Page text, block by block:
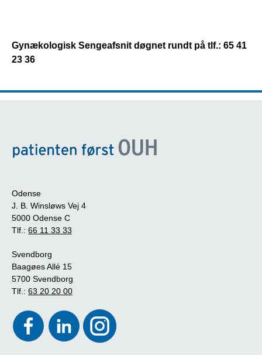
Gynækologisk Sengeafsnit døgnet rundt på tlf.: 65 41
23 36
Odense
J. B. Winsløws Vej 4
5000 Odense C
Tlf.: 66 11 33 33
Svendborg
Baagøes Allé 15
5700 Svendborg
Tlf.: 63 20 20 00